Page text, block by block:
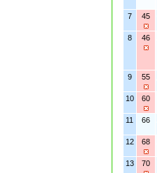
7 45
8 46
9 55
10
60
11
66
12
68
13
70